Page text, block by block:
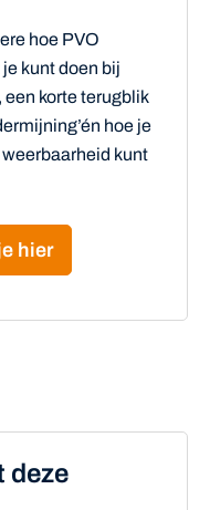
hoe PVO
kunt doen bij
korte terugblik
hoe je
kunt
hier
deze